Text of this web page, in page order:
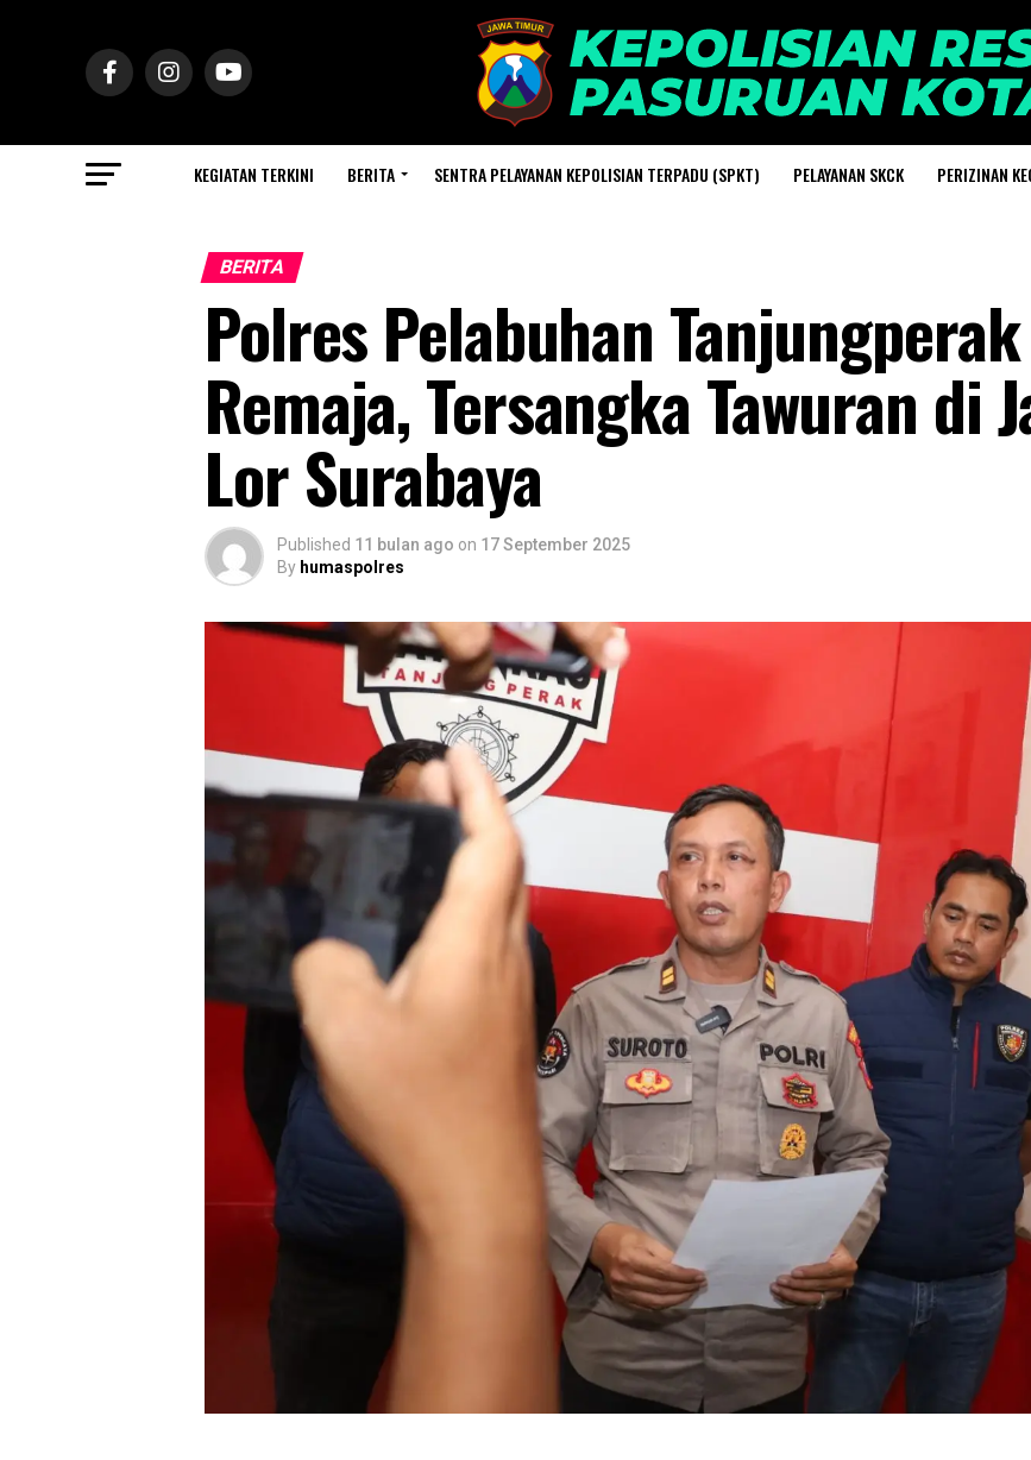
KEGIATAN TERKINI BERITA SENTRA PELAYANAN KEPOLISIAN TERPADU (SPKT) PELAYANAN SKCK PERIZINAN
BERITA
Polres Pelabuhan
Remaja, Tersangka Tawuran di
Lor Surabaya
Published 11 bulan ago on 17 September 2025
By humaspolres